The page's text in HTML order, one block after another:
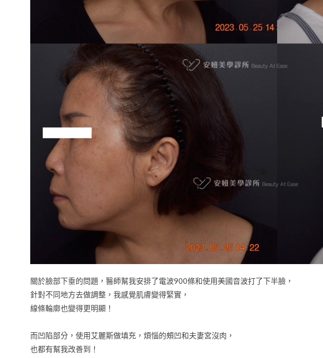
關於臉部下垂的問題，醫師幫我安排了電波900條和使用美國音波打了下半臉，
針對不同地方去做調整，我感覺肌膚變得緊實，
線條輪廓也變得更明顯！
而凹陷部分，使用艾麗斯做填充，煩惱的頰凹和夫妻宮沒肉，
也都有幫我改善到！